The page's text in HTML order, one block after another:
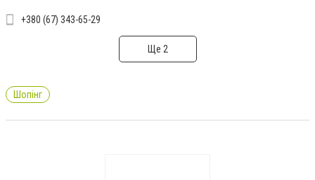
+380 (67) 343-65-29
Ще 2
Шопінг